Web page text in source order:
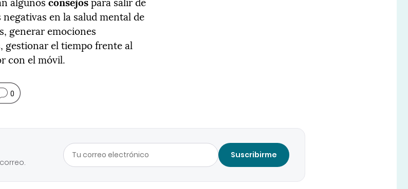
en la salud mental de
generar emociones
gestionar el tiempo frente al
con el móvil.
0
Suscribirme